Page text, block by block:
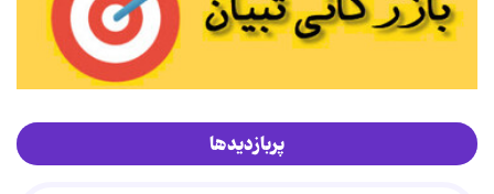
پربازدیدها